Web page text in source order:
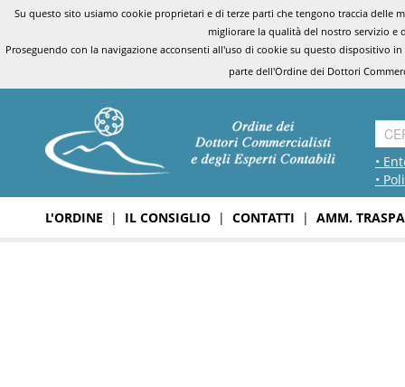
Su questo sito usiamo cookie proprietari e di terze parti che tengono traccia
migliorare la qualità del nostro servizio e
Proseguendo con la navigazione acconsenti all'uso di cookie su questo dispositivo
parte dell'Ordine dei Dottori
•
•
L'ORDINE | IL CONSIGLIO | CONTATTI | AMM.